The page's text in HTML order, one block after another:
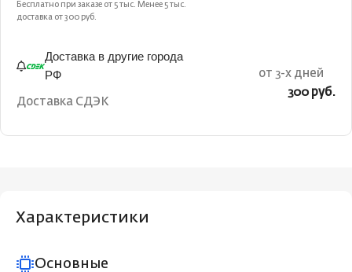
Бесплатно при заказе от 5 тыс. Менее 5 тыс.
доставка от 300 руб.
Доставка в другие города
РФ
Доставка СДЭК
от 3-х дней
300 руб.
Характеристики
Основные